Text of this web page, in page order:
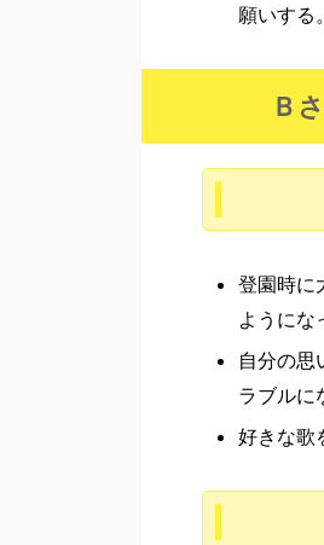
願いする。
Ｂ
登園時に
ようにな
自分の思
ラブルに
好きな歌